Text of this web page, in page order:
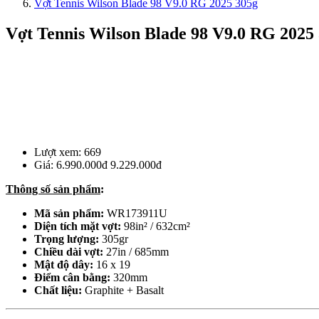
Vợt Tennis Wilson Blade 98 V9.0 RG 2025 305g
Vợt Tennis Wilson Blade 98 V9.0 RG 2025
Lượt xem: 669
Giá: 6.990.000đ 9.229.000đ
Thông số sản phẩm:
Mã sản phẩm: WR173911U
Diện tích mặt vợt: 98in² / 632cm²
Trọng lượng: 305gr
Chiều dài vợt: 27in / 685mm
Mật độ dây: 16 x 19
Điểm cân bằng: 320mm
Chất liệu: Graphite + Basalt